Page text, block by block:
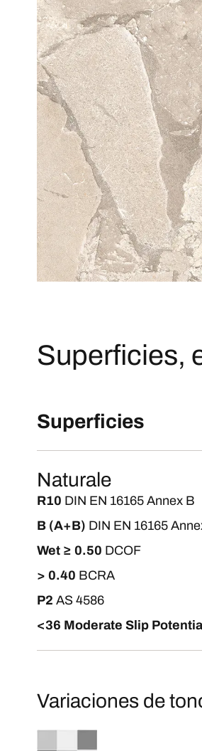
Superficies,
Superficies
Naturale
R10 DIN EN 16165 Annex B
B (A+B) DIN EN 16165
Wet ≥ 0.50 DCOF
> 0.40 BCRA
P2 AS 4586
<36 Moderate Slip
Variaciones de